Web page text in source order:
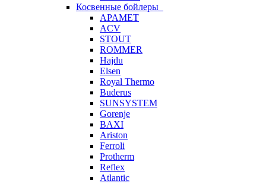
Косвенные бойлеры
APAMET
ACV
STOUT
ROMMER
Hajdu
Elsen
Royal Thermo
Buderus
SUNSYSTEM
Gorenje
BAXI
Ariston
Ferroli
Protherm
Reflex
Atlantic